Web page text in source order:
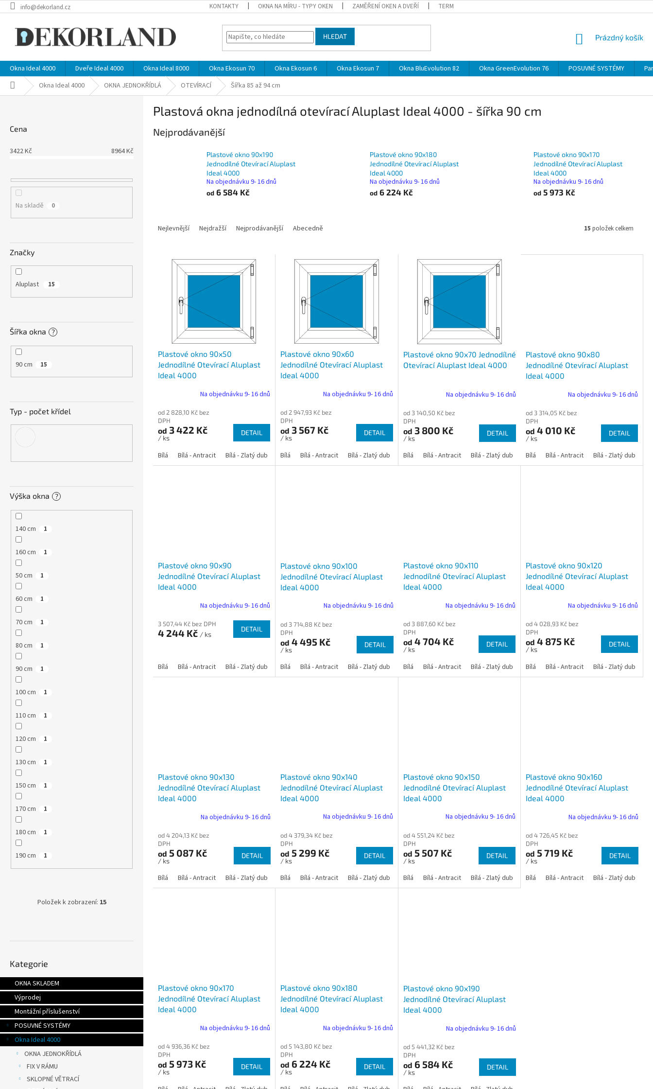
Přejít
na
info@dekorland.cz KONTAKTY OKNA NA MÍRU - TYPY OKEN ZAMĚŘENÍ OKEN A DVEŘÍ TERMÍNY
HLEDAT
NÁKUPNÍ
Prázdný košík
Okna Ideal 4000 Dveře Ideal 4000 Okna Ideal 8000 Okna Ekosun 70 Okna Ekosun 6 Okna Ekosun 7 Okna BluEvolution 82 Okna GreenEvolution 76 POSUVNÉ SYSTÉMY
Domů Okna Ideal 4000 OKNA JEDNOKŘÍDLÁ OTEVÍRACÍ Šířka 85 až 94 cm
Cena
3422Kč 8964Kč
Na skladě 0
Značky
Aluplast 15
Šířka okna ?
90 cm 15
Typ - počet křídel
Výška okna ?
140 cm 1
160 cm 1
50 cm 1
60 cm 1
70 cm 1
80 cm 1
90 cm 1
100 cm 1
110 cm 1
120 cm 1
130 cm 1
150 cm 1
170 cm 1
180 cm 1
190 cm 1
Položek k zobrazení: 15
kategorie
Kategorie
OKNA SKLADEM
Výprodej
Montážní příslušenství
POSUVNÉ SYSTÉMY
Okna Ideal 4000
OKNA JEDNOKŘÍDLÁ
FIX V RÁMU
SKLOPNÉ VĚTRACÍ
Plastová okna jednodílná otevírací Aluplast Ideal 4000 - šířka 90 cm
Nejprodávanější
Plastové okno 90x190
Jednodílné Otevírací Aluplast
Ideal 4000
Na objednávku 9- 16 dnů
od 6 584 Kč
Plastové okno 90x180
Jednodílné Otevírací Aluplast
Ideal 4000
Na objednávku 9- 16 dnů
od 6 224 Kč
Plastové okno 90x170
Jednodílné Otevírací Aluplast
Ideal 4000
Na objednávku 9- 16 dnů
od5 973 Kč
Nejlevnější Nejdražší Nejprodávanější Abecedně 15 položek celkem
Plastové okno 90x50
Jednodílné Otevírací Aluplast
Ideal 4000
Na objednávku 9- 16 dnů
od 2 828,10 Kč bez
DPH
od 3 422 Kč
/ ks
DETAIL
Bílá Bílá - Antracit Bílá - Zlatý dub Bílá - Tmavý dub Bílá - Ořech Bílá - Mahagon Antracit Zlatý dub Tmavý dub Ořech Mahagon
Plastové okno 90x60
Jednodílné Otevírací Aluplast
Ideal 4000
Na objednávku 9- 16 dnů
od 2 947,93 Kč bez
DPH
od 3 567 Kč
/ ks
DETAIL
Bílá Bílá - Antracit Bílá - Zlatý dub Bílá - Tmavý dub Bílá - Ořech Bílá - Mahagon Antracit Zlatý dub Tmavý dub
Plastové okno 90x70 Jednodílné
Otevírací Aluplast Ideal 4000
Na objednávku 9- 16 dnů
od 3 140,50 Kč bez
DPH
od 3 800 Kč
/ ks
DETAIL
Bílá Bílá - Antracit Bílá - Zlatý dub Bílá - Tmavý dub Bílá - Ořech Bílá -
Plastové okno 90x80
Jednodílné Otevírací Aluplast
Ideal 4000
Na objednávku 9- 16 dnů
od 3 314,05 Kč bez
DPH
od 4 010 Kč
/ ks
DETAIL
Bílá Bílá - Antracit Bílá - Zlatý dub
Plastové okno 90x90
Jednodílné Otevírací Aluplast
Ideal 4000
Na objednávku 9- 16 dnů
3 507,44 Kč bez DPH
4 244 Kč / ks
DETAIL
Bílá Bílá - Antracit Bílá - Zlatý dub Bílá - Tmavý dub Bílá - Ořech Bílá - Mahagon Antracit Zlatý dub Tmavý dub Ořech Mahagon
Plastové okno 90x100
Jednodílné Otevírací Aluplast
Ideal 4000
Na objednávku 9- 16 dnů
od 3 714,88 Kč bez
DPH
od 4 495 Kč
/ ks
DETAIL
Bílá Bílá - Antracit Bílá - Zlatý dub Bílá - Tmavý dub Bílá - Ořech Bílá - Mahagon Antracit Zlatý dub Tmavý dub
Plastové okno 90x110
Jednodílné Otevírací Aluplast
Ideal 4000
Na objednávku 9- 16 dnů
od 3 887,60 Kč bez
DPH
od 4 704 Kč
/ ks
DETAIL
Bílá Bílá - Antracit Bílá - Zlatý dub Bílá - Tmavý dub Bílá - Ořech Bílá -
Plastové okno 90x120
Jednodílné Otevírací Aluplast
Ideal 4000
Na objednávku 9- 16 dnů
od 4 028,93 Kč bez
DPH
od 4 875 Kč
/ ks
DETAIL
Bílá Bílá - Antracit Bílá - Zlatý dub
Plastové okno 90x130
Jednodílné Otevírací Aluplast
Ideal 4000
Na objednávku 9- 16 dnů
od 4 204,13 Kč bez
DPH
od 5 087 Kč
/ ks
DETAIL
Bílá Bílá - Antracit Bílá - Zlatý dub Bílá - Tmavý dub Bílá - Ořech Bílá - Mahagon Antracit Zlatý dub Tmavý dub Ořech Mahagon
Plastové okno 90x140
Jednodílné Otevírací Aluplast
Ideal 4000
Na objednávku 9- 16 dnů
od 4 379,34 Kč bez
DPH
od 5 299 Kč
/ ks
DETAIL
Bílá Bílá - Antracit Bílá - Zlatý dub Bílá - Tmavý dub Bílá - Ořech Bílá - Mahagon Antracit Zlatý dub Tmavý dub
Plastové okno 90x150
Jednodílné Otevírací Aluplast
Ideal 4000
Na objednávku 9- 16 dnů
od 4 551,24 Kč bez
DPH
od 5 507 Kč
/ ks
DETAIL
Bílá Bílá - Antracit Bílá - Zlatý dub Bílá - Tmavý dub Bílá - Ořech Bílá -
Plastové okno 90x160
Jednodílné Otevírací Aluplast
Ideal 4000
Na objednávku 9- 16 dnů
od 4 726,45 Kč bez
DPH
od 5 719 Kč
/ ks
DETAIL
Bílá Bílá - Antracit Bílá - Zlatý dub
Plastové okno 90x170
Jednodílné Otevírací Aluplast
Ideal 4000
Na objednávku 9- 16 dnů
od 4 936,36 Kč bez
DPH
od 5 973 Kč
/ ks
DETAIL
Plastové okno 90x180
Jednodílné Otevírací Aluplast
Ideal 4000
Na objednávku 9- 16 dnů
od 5 143,80 Kč bez
DPH
od 6 224 Kč
/ ks
DETAIL
Plastové okno 90x190
Jednodílné Otevírací Aluplast
Ideal 4000
Na objednávku 9- 16 dnů
od 5 441,32 Kč bez
DPH
od 6 584 Kč
/ ks
DETAIL